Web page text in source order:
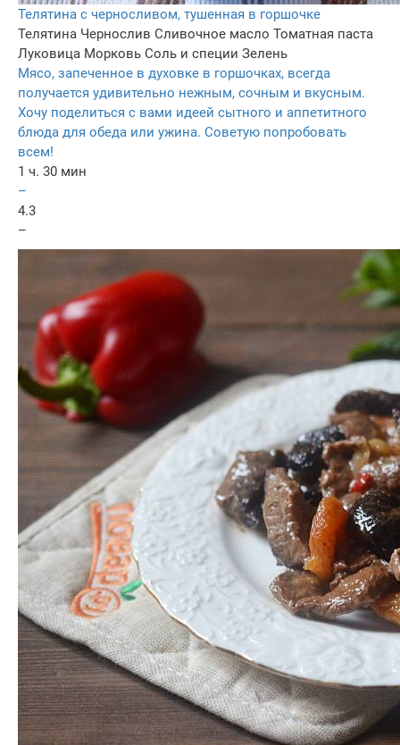
Телятина с черносливом, тушенная в горшочке
Телятина Чернослив Сливочное масло Томатная паста
Луковица Морковь Соль и специи Зелень
Мясо, запеченное в духовке в горшочках, всегда
получается удивительно нежным, сочным и вкусным.
Хочу поделиться с вами идеей сытного и аппетитного
блюда для обеда или ужина. Советую попробовать
всем!
1 ч. 30 мин
–
4.3
–